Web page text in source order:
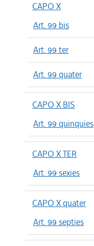
CAPO X
Art. 99 bis
Art. 99 ter
Art. 99 quater
CAPO X BIS
Art. 99 quinquies
CAPO X TER
Art. 99 sexies
CAPO X quater
Art. 99 septies